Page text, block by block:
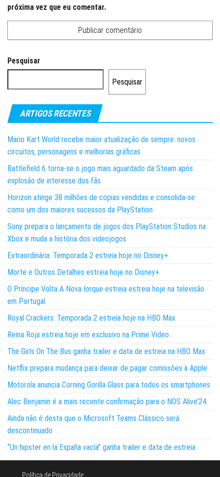
próxima vez que eu comentar.
Pesquisar
Pesquisar
ARTIGOS RECENTES
Mario Kart World recebe maior atualização de sempre: novos
circuitos, personagens e melhorias gráficas
Battlefield 6 torna-se o jogo mais aguardado da Steam após
explosão de interesse dos fãs
Horizon atinge 38 milhões de cópias vendidas e consolida-se
como um dos maiores sucessos da PlayStation
Sony prepara o lançamento de jogos dos PlayStation Studios na
Xbox e muda a história dos videojogos
Extraordinária: Temporada 2 estreia hoje no Disney+
Morte e Outros Detalhes estreia hoje no Disney+
O Príncipe Volta A Nova Iorque estreia estreia hoje na televisão
em Portugal
Royal Crackers: Temporada 2 estreia hoje na HBO Max
Reina Roja estreia hoje em exclusivo na Prime Video
The Girls On The Bus ganha trailer e data de estreia na HBO Max
Netflix prepara mudança para deixar de pagar comissões à Apple
Motorola anuncia Corning Gorilla Glass para todos os smartphones
Alec Benjamin é a mais recente confirmação para o NOS Alive’24
Ainda não é desta que o Microsoft Teams Clássico será
descontinuado
“Un hipster en la España vacía” ganha trailer e data de estreia
Política de Privacidade